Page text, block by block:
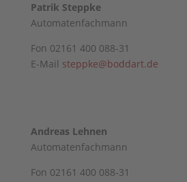
Patrik Steppke
Automatenfachmann
Fon 02161 400 088-31
E-Mail steppke@boddart.de
Andreas Lehnen
Automatenfachmann
Fon 02161 400 088-31